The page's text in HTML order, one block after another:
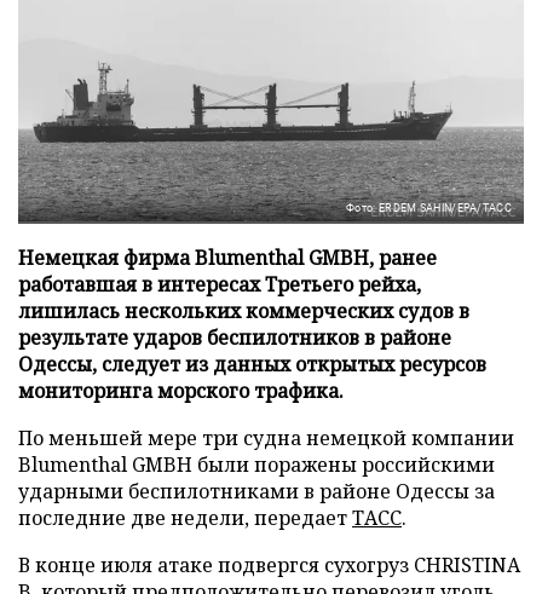
Фото: ERDEM SAHIN/EPA/ТАСС
Немецкая фирма Blumenthal GMBH, ранее
работавшая в интересах Третьего рейха,
лишилась нескольких коммерческих судов в
результате ударов беспилотников в районе
Одессы, следует из данных открытых ресурсов
мониторинга морского трафика.
По меньшей мере три судна немецкой компании
Blumenthal GMBH были поражены российскими
ударными беспилотниками в районе Одессы за
последние две недели, передаетТАСС.
В конце июля атаке подвергся сухогруз CHRISTINA